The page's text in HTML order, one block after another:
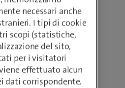
e invitate colleghi, partner
necessari anche
I tipi di cookie
scopi (statistiche,
del sito,
per i visitatori
effettuato alcun
dati corrispondente.